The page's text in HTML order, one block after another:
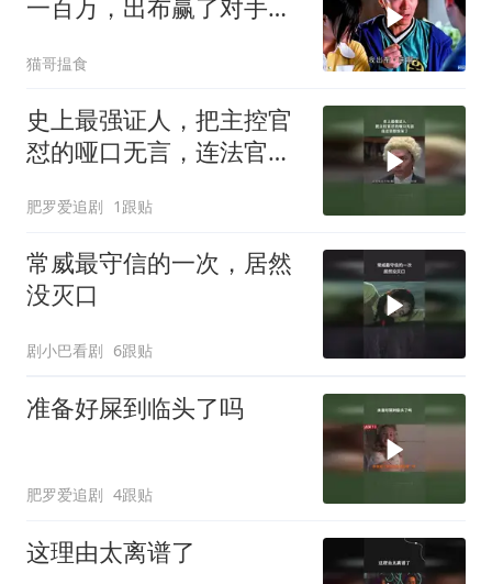
一百万，出布赢了对手却
猫哥揾食
史上最强证人，把主控官
怼的哑口无言，连法官都
肥罗爱追剧 1跟贴
常威最守信的一次，居然
没灭口
剧小巴看剧 6跟贴
准备好屎到临头了吗
肥罗爱追剧 4跟贴
这理由太离谱了